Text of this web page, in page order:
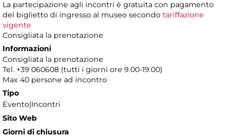
La partecipazione agli incontri è gratuita con pagamento
del biglietto di ingresso al museo secondo tariffazione
vigente
Consigliata la prenotazione
Informazioni
Consigliata la prenotazione
Tel. +39 060608 (tutti i giorni ore 9.00-19.00)
Max 40 persone ad incontro
Tipo
Evento|Incontri
Sito Web
Giorni di chiusura